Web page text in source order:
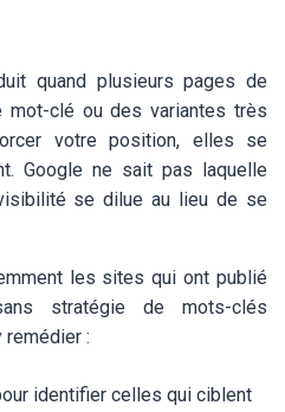
quand plusieurs pages de
clé ou des variantes très
votre position, elles se
Google ne sait pas laquelle
se dilue au lieu de se
les sites qui ont publié
stratégie de mots-clés
remédier :
identifier celles qui ciblent